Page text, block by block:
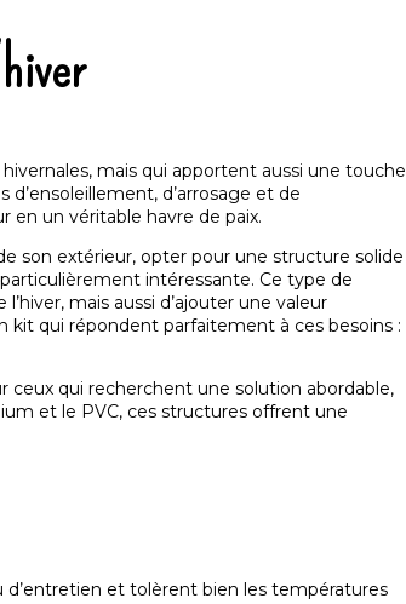
mais qui apportent aussi une touche
d’arrosage et de
en un véritable havre de paix.
son extérieur, opter pour une structure solide
intéressante. Ce type de
mais aussi d’ajouter une valeur
kit qui répondent parfaitement à ces besoins :
ceux qui recherchent une solution abordable,
et le PVC, ces structures offrent une
d’entretien et tolèrent bien les températures